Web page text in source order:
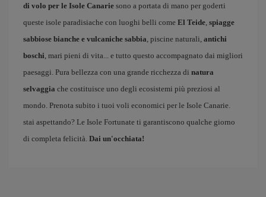
di volo per le Isole Canarie sono a portata di mano per goderti
queste isole paradisiache con luoghi belli come El Teide spiagge
sabbiose bianche e vulcaniche sabbia , piscine naturali, antichi
boschi , mari pieni di vita... e tutto questo accompagnato dai migliori
paesaggi. Pura bellezza con una grande ricchezza di natura
selvaggia che costituisce uno degli ecosistemi più preziosi al
mondo. Prenota subito i tuoi voli economici per le Isole Canarie.
stai aspettando? Le Isole Fortunate ti garantiscono qualche giorno
di completa felicità. Dai un'occhiata!